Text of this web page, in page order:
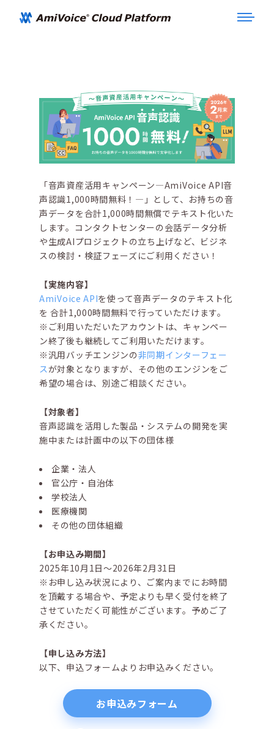
「音声資産活用キャンペーン―AmiVoice API音
声認識1,000時間無料！―」として、お持ちの音
声データを合計1,000時間無償でテキスト化いた
します。コンタクトセンターの会話データ分析
や生成AIプロジェクトの立ち上げなど、ビジネ
スの検討・検証フェーズにご利用ください！
【実施内容】
AmiVoice APIを使って音声データのテキスト化
を 合計1,000時間無料で行っていただけます。
※ご利用いただいたアカウントは、キャンペー
ン終了後も継続してご利用いただけます。
※汎用バッチエンジンの非同期インターフェー
スが対象となりますが、その他のエンジンをご
希望の場合は、別途ご相談ください。
【対象者】
音声認識を活用した製品・システムの開発を実
施中または計画中の以下の団体様
企業・法人
官公庁・自治体
学校法人
医療機関
その他の団体組織
【お申込み期間】
2025年10月1日～2026年2月31日
※お申し込み状況により、ご案内までにお時間
を頂戴する場合や、予定よりも早く受付を終了
させていただく可能性がございます。予めご了
承ください。
【申し込み方法】
以下、申込フォームよりお申込みください。
お申込みフォーム